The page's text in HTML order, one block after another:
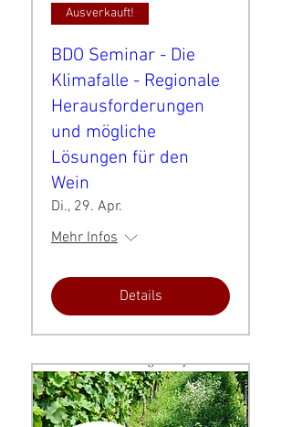
Ausverkauft!
BDO Seminar - Die
Klimafalle - Regionale
Herausforderungen
und mögliche
Lösungen für den
Wein
Di., 29. Apr.
Mehr Infos
Details